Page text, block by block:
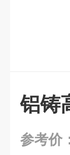
铝铸
参考价